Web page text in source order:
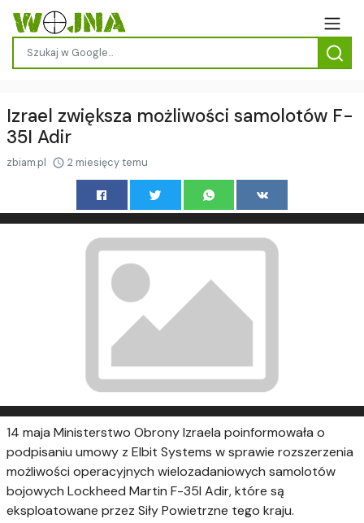
Izrael zwiększa możliwości samolotów F-
35I Adir
zbiam.pl 2 miesięcy temu
14 maja Ministerstwo Obrony Izraela poinformowała o
podpisaniu umowy z Elbit Systems w sprawie rozszerzenia
możliwości operacyjnych wielozadaniowych samolotów
bojowych Lockheed Martin F-35I Adir, które są
eksploatowane przez Siły Powietrzne tego kraju.